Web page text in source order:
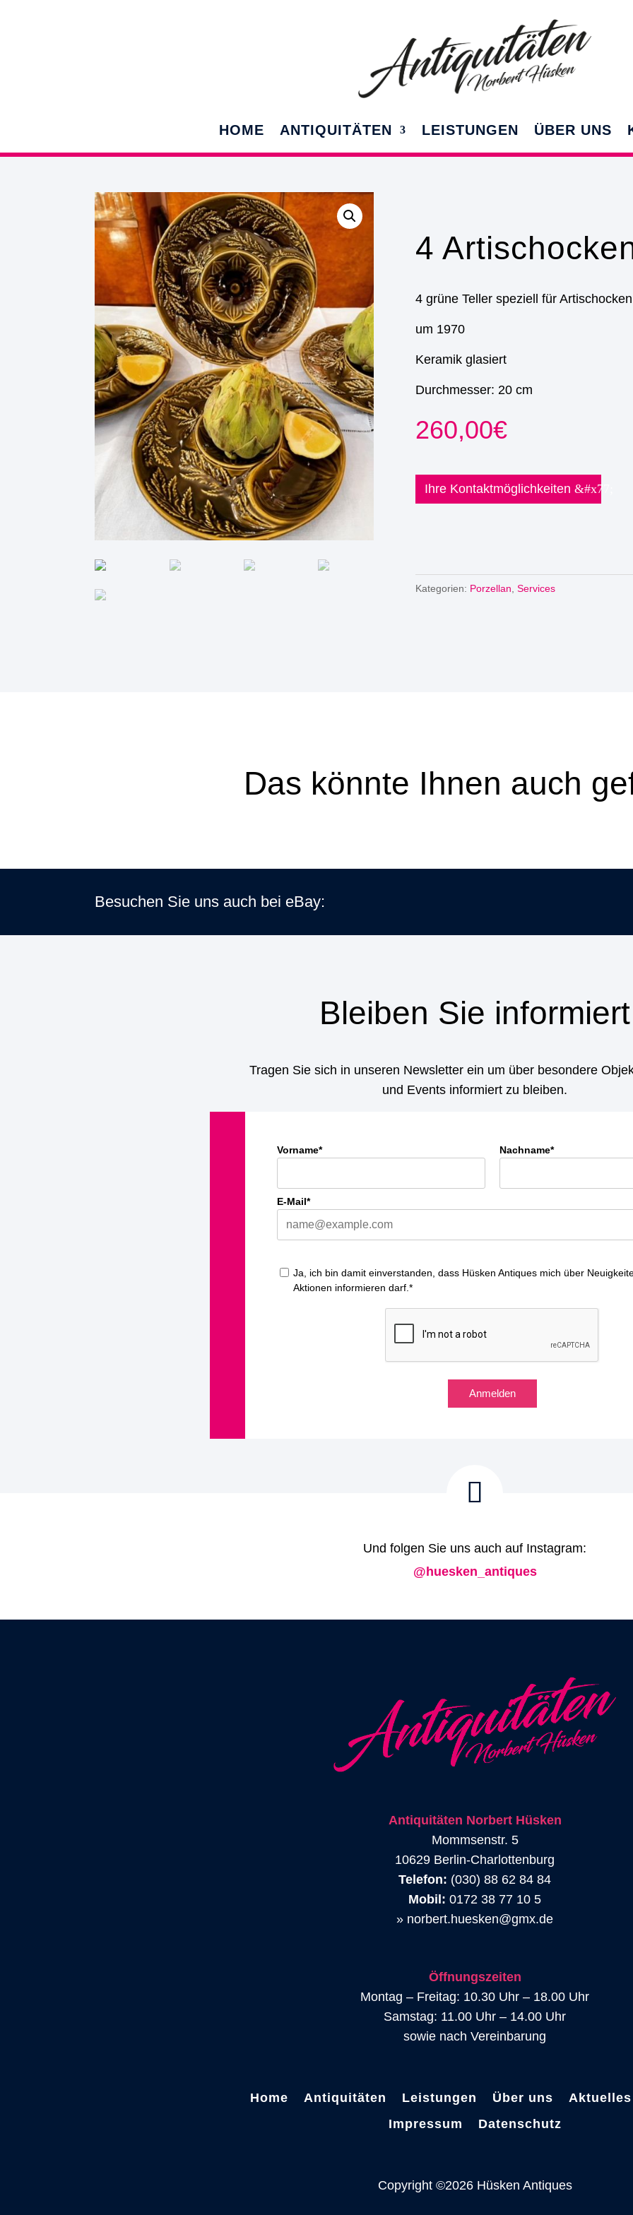
HOME ANTIQUITÄTEN LEISTUNGEN ÜBER UNS
4
4 grüne Teller speziell für Artischocken
um 1970
Keramik glasiert
Durchmesser: 20 cm
260,00€
Ihre Kontaktmöglichkeiten
Kategorien: Porzellan ,Services
Das könnte Ihnen auch
Besuchen Sie uns auch bei eBay:
Bleiben Sie informiert
Tragen Sie sich in unseren Newsletter ein um über besondere
und Events informiert zu bleiben.
Vorname* Nachname*
E-Mail*
Ja, ich bin damit einverstanden, dass Hüsken Antiques mich über
Aktionen informieren darf.*
Anmelden
Und folgen Sie uns auch auf Instagram:
@huesken_antiques
Antiquitäten Norbert Hüsken
Mommsenstr. 5
10629 Berlin-Charlottenburg
Telefon: (030) 88 62 84 84
Mobil: 0172 38 77 10 5
» norbert.huesken@gmx.de
Öffnungszeiten
Montag – Freitag: 10.30 Uhr – 18.00 Uhr
Samstag: 11.00 Uhr – 14.00 Uhr
sowie nach Vereinbarung
Home Antiquitäten Leistungen Über uns
Aktuelles
Impressum
Datenschutz
Copyright ©2026 Hüsken Antiques